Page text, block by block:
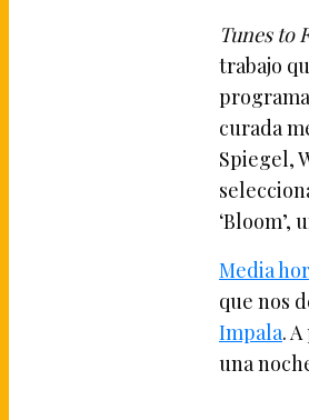
Tunes to
trabajo
curada
Spiegel,
Media
que nos
Impala.
una